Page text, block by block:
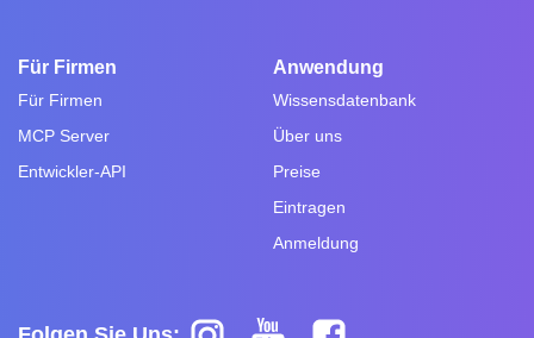
Für Firmen
Für Firmen
MCP Server
Entwickler-API
Anwendung
Wissensdatenbank
Über uns
Preise
Eintragen
Anmeldung